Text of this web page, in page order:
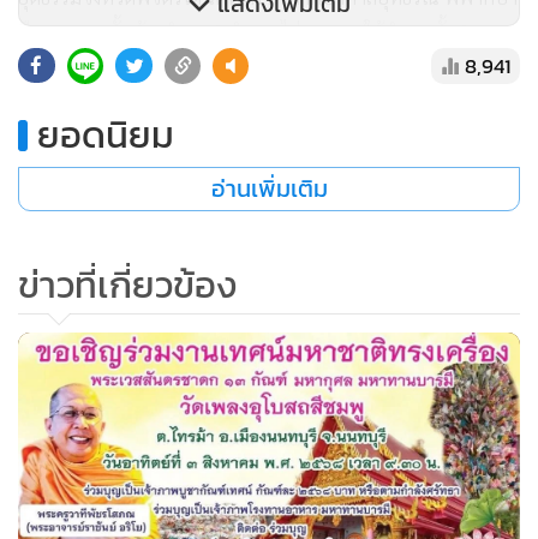
ยืนตามศาลชั้นต้น จำคุก 3 จำเลย ไม่อนุญาตให้จำเลยทั้ง 3 คน
ฎีกา ประกอบด้วย จำเลยที่ 1 นางปภานันท์ (ขอสงวนนามสกุล)
คุก 8 เดือน 20 วัน และจำเลยที่ 3 นายอำพร (ขอสงวนนามสกุล)
จำคุก 8 เดือน 20 วัน และจ่ายสินไหมชดเชยจำนวนเงิน 12,000
บาทพร้อมดอกเบี้ย 5 เปอร์เซ็นต์
ในความผิดฐานร่วมกันทำร้ายผู้อื่นโดยไม่ถึงแก่อันตรายทางจิตใจ
หรือร่างกาย ร่วมข่มขืนใจผู้อื่นให้กระทำการใด หรือไม่กระทำ
การใด หรือจำยอมต่อสิ่งใด โดยทำให้กลัวว่าจะเกิดอันตรายต่อ
ชีวิตร่างกาย เสรีภาพของผู้ถูกข่มขืนใจ หรือโดยใช้กำลัง
ประทุษร้ายจนผู้ถูกข่มขืนใจจำยอมต่อสิ่งนั้น โดยร่วมกันกระทำ
ความผิดตั้งแต่ห้าคนขึ้นไป และร่วมกันกักขังหน่วงเหนี่ยว หรือ
กระทำการด้วยประการใดให้ผู้อื่นปราศจากเสรีภาพในร่างกาย
โดยคดีอาญานั้นถึงที่สุด เจ้าหน้าที่จึงนำตัวผู้ต้องหาทั้ง 3 คนเข้า
8,941
ยอดนิยม
อ่านเพิ่มเติม
ข่าวที่เกี่ยวข้อง